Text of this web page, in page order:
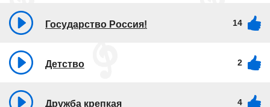
Государство Россия! 14
Детство 2
Дружба крепкая 4